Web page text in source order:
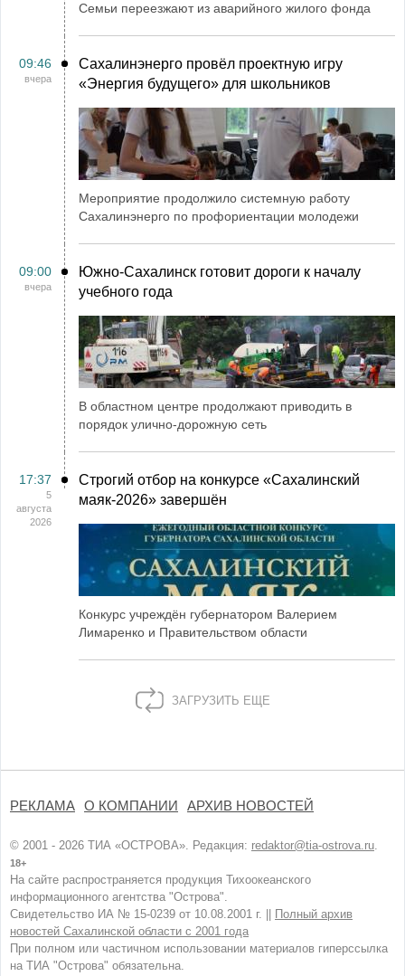
Семьи переезжают из аварийного жилого фонда
09:46
вчера
Сахалинэнерго провёл проектную игру
«Энергия будущего» для школьников
Мероприятие продолжило системную работу
Сахалинэнерго по профориентации молодежи
09:00
вчера
Южно-Сахалинск готовит дороги к началу
учебного года
В областном центре продолжают приводить в
порядок улично-дорожную сеть
17:37
5
августа
2026
Строгий отбор на конкурсе «Сахалинский
маяк‑2026» завершён
Конкурс учреждён губернатором Валерием
Лимаренко и Правительством области
ЗАГРУЗИТЬ ЕЩЕ
РЕКЛАМА О КОМПАНИИ АРХИВ НОВОСТЕЙ
© 2001 - 2026 ТИА «ОСТРОВА». Редакция: redaktor@tia-ostrova.ru.
18+
На сайте распространяется продукция Тихоокеанского
информационного агентства "Острова".
Свидетельство ИА № 15-0239 от 10.08.2001 г. ||
Полный архив
новостей Сахалинской области с 2001 года
При полном или частичном использовании материалов гиперссылка
на ТИА "Острова" обязательна.